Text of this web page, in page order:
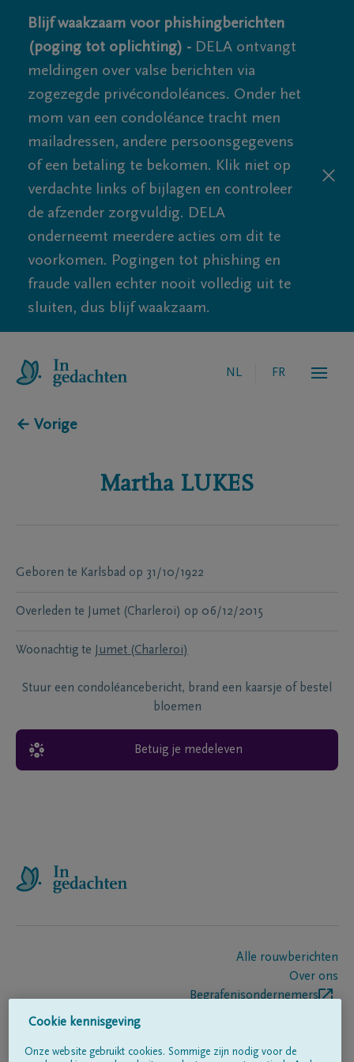
Blijf waakzaam voor phishingberichten
(poging tot oplichting) - DELA ontvangt
meldingen over valse berichten via
zogezegde privécondoléances. Onder het
mom van een condoléance tracht men
mailadressen, andere persoonsgegevens
of een betaling te bekomen. Klik niet op
verdachte links of bijlagen en controleer
de afzender zorgvuldig. DELA
onderneemt meerdere acties om dit te
voorkomen. Pogingen tot phishing en
fraude vallen echter nooit volledig uit te
sluiten, dus blijf waakzaam.
NL FR
← Vorige
Martha LUKES
Geboren te Karlsbad op 31/10/1922
Overleden te Jumet (Charleroi) op 06/12/2015
Woonachtig te Jumet (Charleroi)
Stuur een condoléancebericht, brand een kaarsje of bestel
bloemen
Betuig je medeleven
Alle rouwberichten
Over ons
Begrafenisondernemers
Cookie kennisgeving
Onze website gebruikt cookies. Sommige zijn nodig voor de